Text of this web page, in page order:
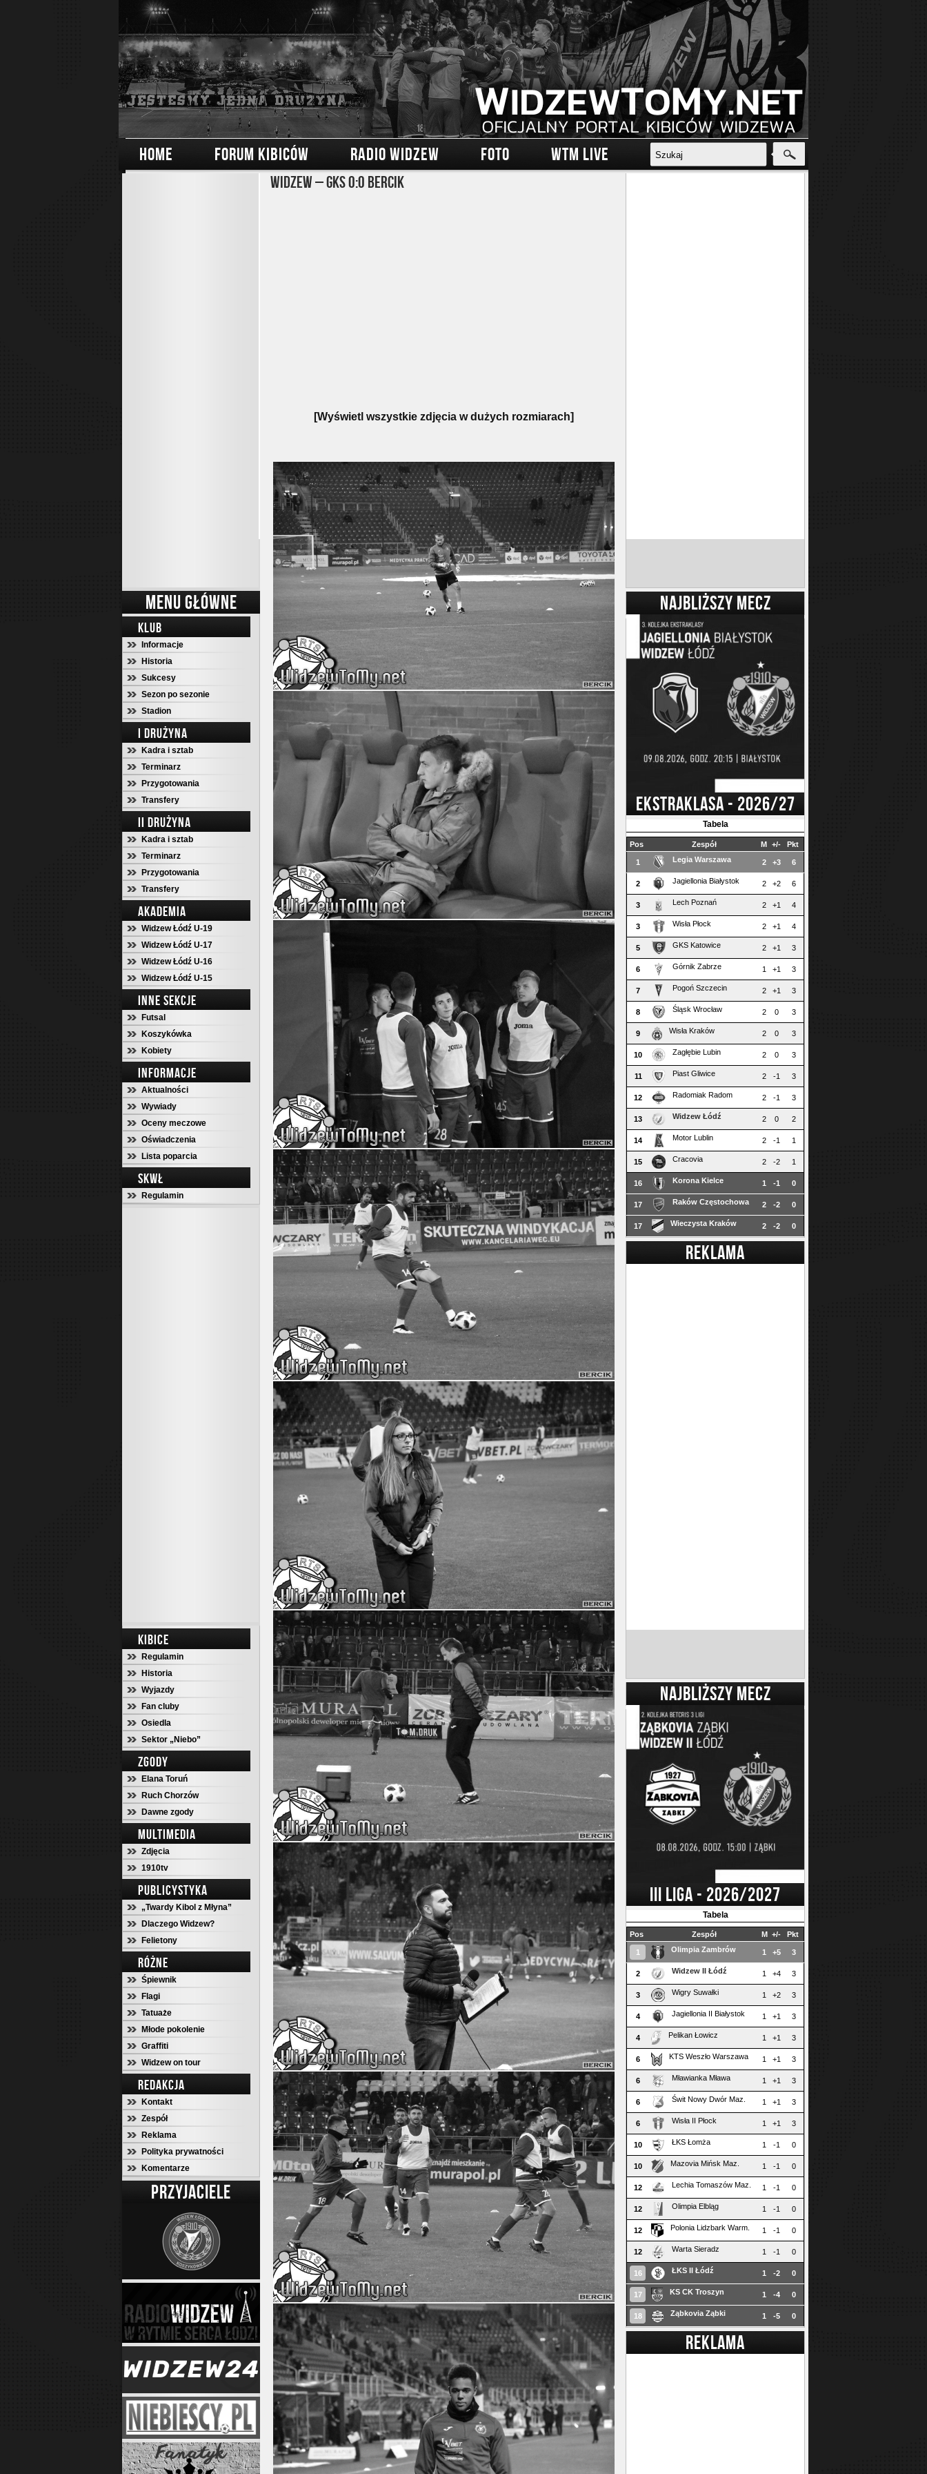
HOME FORUM KIBICÓW RADIO WIDZEW FOTO WTM LIVE
MENU GŁÓWNE
KLUB
Informacje
Historia
Sukcesy
Sezon po sezonie
Stadion
I DRUŻYNA
Kadra i sztab
Terminarz
Przygotowania
Transfery
II DRUŻYNA
Kadra i sztab
Terminarz
Przygotowania
Transfery
AKADEMIA
Widzew Łódź U-19
Widzew Łódź U-17
Widzew Łódź U-16
Widzew Łódź U-15
INNE SEKCJE
Futsal
Koszykówka
Kobiety
INFORMACJE
Aktualności
Wywiady
Oceny meczowe
Oświadczenia
Lista poparcia
SKWŁ
Regulamin
KIBICE
Regulamin
Historia
Wyjazdy
Fan cluby
Osiedla
Sektor „Niebo”
ZGODY
Elana Toruń
Ruch Chorzów
Dawne zgody
MULTIMEDIA
Zdjęcia
1910tv
PUBLICYSTYKA
„Twardy Kibol z Młyna”
Dlaczego Widzew?
Felietony
RÓŻNE
Śpiewnik
Flagi
Tatuaże
Młode pokolenie
Graffiti
Widzew on tour
REDAKCJA
Kontakt
Zespół
Reklama
Polityka prywatności
Komentarze
PRZYJACIELE
Widzew – GKS 0:0 Bercik
[Wyświetl wszystkie zdjęcia w dużych rozmiarach]
NAJBLIŻSZY MECZ
EKSTRAKLASA - 2026/27
Tabela
Pos Zespół M +/- Pkt
1 Legia Warszawa 2 +3 6
2 Jagiellonia Białystok 2 +2 6
3 Lech Poznań 2 +1 4
3 Wisła Płock 2 +1 4
5 GKS Katowice 2 +1 3
6 Górnik Zabrze 1 +1 3
7 Pogoń Szczecin 2 +1 3
8 Śląsk Wrocław 2 0 3
9 Wisła Kraków 2 0 3
10 Zagłębie Lubin 2 0 3
11 Piast Gliwice 2 -1 3
12 Radomiak Radom 2 -1 3
13 Widzew Łódź 2 0 2
14 Motor Lublin 2 -1 1
15 Cracovia 2 -2 1
16 Korona Kielce 1 -1 0
17 Raków Częstochowa 2 -2 0
17 Wieczysta Kraków 2 -2 0
REKLAMA
NAJBLIŻSZY MECZ
III LIGA - 2026/2027
Tabela
Pos Zespół M +/- Pkt
1 Olimpia Zambrów 1 +5 3
2 Widzew II Łódź 1 +4 3
3 Wigry Suwałki 1 +2 3
4 Jagiellonia II Białystok 1 +1 3
4 Pelikan Łowicz 1 +1 3
6 KTS Weszło Warszawa 1 +1 3
6 Mławianka Mława 1 +1 3
6 Świt Nowy Dwór Maz. 1 +1 3
6 Wisła II Płock 1 +1 3
10 ŁKS Łomża 1 -1 0
10 Mazovia Mińsk Maz. 1 -1 0
12 Lechia Tomaszów Maz. 1 -1 0
12 Olimpia Elbląg 1 -1 0
12 Polonia Lidzbark Warm. 1 -1 0
12 Warta Sieradz 1 -1 0
16 ŁKS II Łódź 1 -2 0
17 KS CK Troszyn 1 -4 0
18 Ząbkovia Ząbki 1 -5 0
REKLAMA